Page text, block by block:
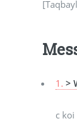
1. >
c koi